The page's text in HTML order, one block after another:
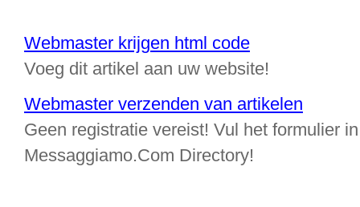
Webmaster krijgen html code
Voeg dit artikel aan uw website!
Webmaster verzenden van artikelen
Geen registratie vereist! Vul het formulier
Messaggiamo.Com Directory!